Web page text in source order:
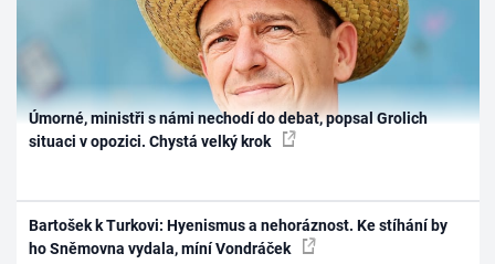
Úmorné, ministři s námi nechodí do debat, popsal Grolich
situaci v opozici. Chystá velký krok
Bartošek k Turkovi: Hyenismus a nehoráznost. Ke stíhání by
ho Sněmovna vydala, míní Vondráček